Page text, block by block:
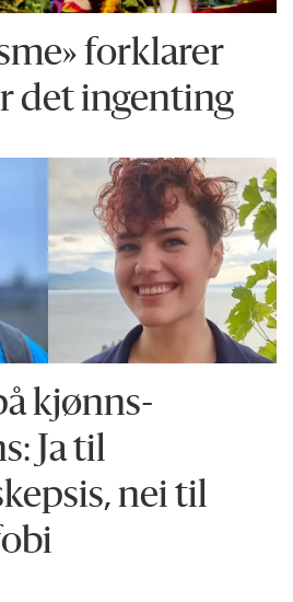
forklarer
det ingenting
kjønns­
Ja til
nei til